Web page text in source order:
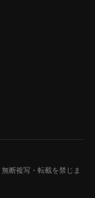
無断複写・転載を禁じま